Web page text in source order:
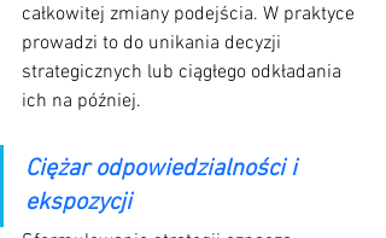
całkowitej zmiany podejścia. W praktyce
prowadzi to do unikania decyzji
strategicznych lub ciągłego odkładania
ich na później.
Ciężar odpowiedzialności i
ekspozycji